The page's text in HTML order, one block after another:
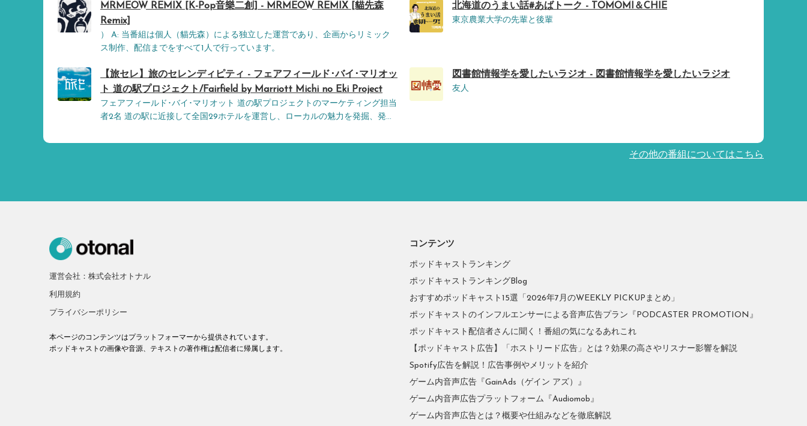
MRMEOW REMIX [K-Pop音樂二創] - MRMEOW REMIX [貓先森
Remix]
） A: 当番組は個人（貓先森）による独立した運営であり、企画からリミック
ス制作、配信までをすべて1人で行っています。
北海道のうまい話#あばトーク - TOMOMI＆CHIE
東京農業大学の先輩と後輩
【旅セレ】旅のセレンディピティ - フェアフィールド･バイ･マリオッ
ト 道の駅プロジェクト/Fairfield by Marriott Michi no Eki Project
フェアフィールド･バイ･マリオット 道の駅プロジェクトのマーケティング担当
者2名 道の駅に近接して全国29ホテルを運営し、ローカルの魅力を発掘、発...
図書館情報学を愛したいラジオ - 図書館情報学を愛したいラジオ
友人
その他の番組についてはこちら
運営会社：株式会社オトナル
利用規約
プライバシーポリシー
本ページのコンテンツはプラットフォーマーから提供されています。
ポッドキャストの画像や音源、テキストの著作権は配信者に帰属します。
コンテンツ
ポッドキャストランキング
ポッドキャストランキングBlog
おすすめポッドキャスト15選「2026年7月のWEEKLY PICKUPまとめ」
ポッドキャストのインフルエンサーによる音声広告プラン『PODCASTER PROMOTION』
ポッドキャスト配信者さんに聞く！番組の気になるあれこれ
【ポッドキャスト広告】「ホストリード広告」とは？効果の高さやリスナー影響を解説
Spotify広告を解説！広告事例やメリットを紹介
ゲーム内音声広告『GainAds（ゲイン アズ）』
ゲーム内音声広告プラットフォーム『Audiomob』
ゲーム内音声広告とは？概要や仕組みなどを徹底解説